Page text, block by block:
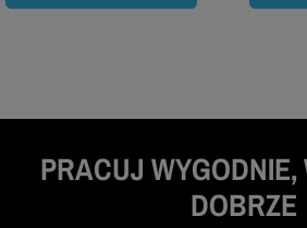
PRACUJ
DOBRZE